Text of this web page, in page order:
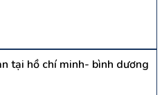
tại hồ chí minh- bình dương